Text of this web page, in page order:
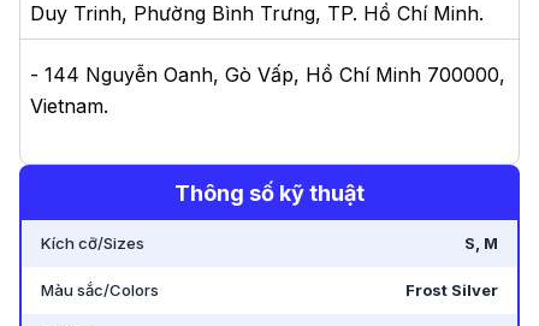
Duy Trinh, Phường Bình Trưng, TP. Hồ Chí Minh.
- 144 Nguyễn Oanh, Gò Vấp, Hồ Chí Minh 700000,
Vietnam.
Thông số kỹ thuật
Kích cỡ/Sizes S, M
Màu sắc/Colors Frost Silver